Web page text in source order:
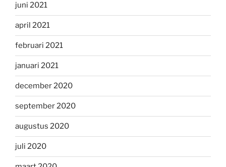
juni 2021
april 2021
februari 2021
januari 2021
december 2020
september 2020
augustus 2020
juli 2020